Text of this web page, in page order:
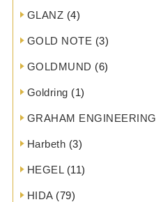
GLANZ (4)
GOLD NOTE (3)
GOLDMUND (6)
Goldring (1)
GRAHAM ENGINEERING
Harbeth (3)
HEGEL(11)
HIDA(79)